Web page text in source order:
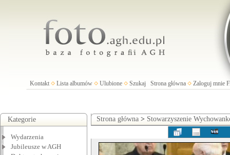
Kontakt Lista albumów Ulubione Szukaj Strona główna Zaloguj mnie
Kategorie
Wydarzenia
Jubileusze w AGH
Strona główna > Stowarzyszenie